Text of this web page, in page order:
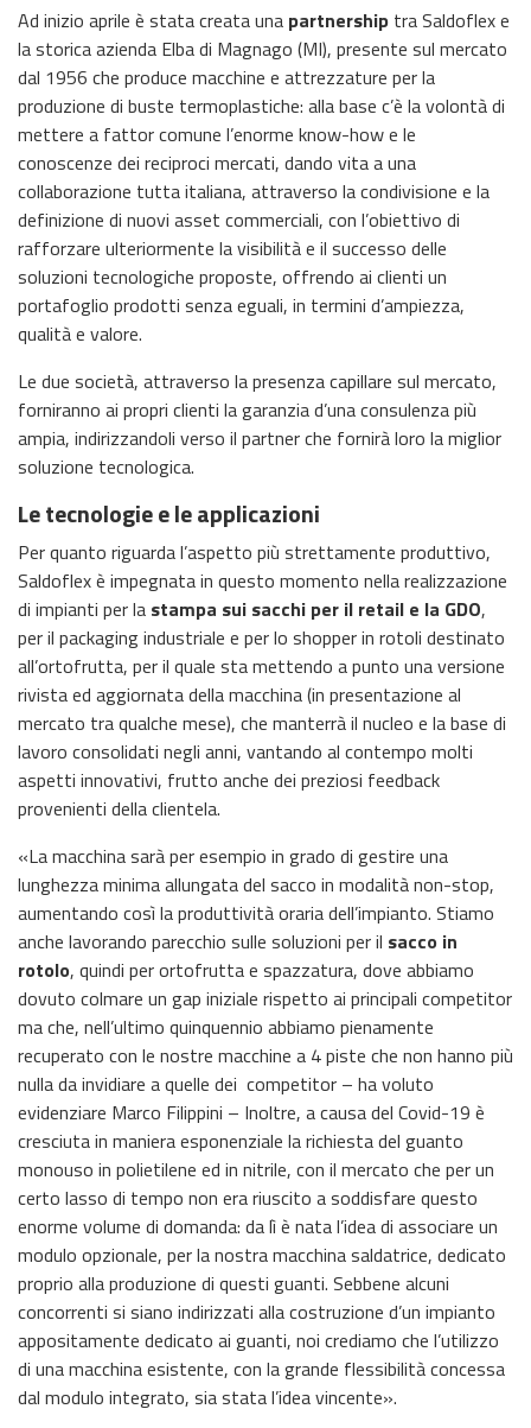
Ad inizio aprile è stata creata una partnership tra Saldoflex e
la storica azienda Elba di Magnago (MI), presente sul mercato
dal 1956 che produce macchine e attrezzature per la
produzione di buste termoplastiche: alla base c’è la volontà di
mettere a fattor comune l’enorme know-how e le
conoscenze dei reciproci mercati, dando vita a una
collaborazione tutta italiana, attraverso la condivisione e la
definizione di nuovi asset commerciali, con l’obiettivo di
rafforzare ulteriormente la visibilità e il successo delle
soluzioni tecnologiche proposte, offrendo ai clienti un
portafoglio prodotti senza eguali, in termini d’ampiezza,
qualità e valore.
Le due società, attraverso la presenza capillare sul mercato,
forniranno ai propri clienti la garanzia d’una consulenza più
ampia, indirizzandoli verso il partner che fornirà loro la miglior
soluzione tecnologica.
Le tecnologie e le applicazioni
Per quanto riguarda l’aspetto più strettamente produttivo,
Saldoflex è impegnata in questo momento nella realizzazione
di impianti per la stampa sui sacchi per il retail e la GDO,
per il packaging industriale e per lo shopper in rotoli destinato
all’ortofrutta, per il quale sta mettendo a punto una versione
rivista ed aggiornata della macchina (in presentazione al
mercato tra qualche mese), che manterrà il nucleo e la base di
lavoro consolidati negli anni, vantando al contempo molti
aspetti innovativi, frutto anche dei preziosi feedback
provenienti della clientela.
«La macchina sarà per esempio in grado di gestire una
lunghezza minima allungata del sacco in modalità non-stop,
aumentando così la produttività oraria dell’impianto. Stiamo
anche lavorando parecchio sulle soluzioni per il sacco in
rotolo, quindi per ortofrutta e spazzatura, dove abbiamo
dovuto colmare un gap iniziale rispetto ai principali competitor
ma che, nell’ultimo quinquennio abbiamo pienamente
recuperato con le nostre macchine a 4 piste che non hanno più
nulla da invidiare a quelle dei competitor – ha voluto
evidenziare Marco Filippini – Inoltre, a causa del Covid-19 è
cresciuta in maniera esponenziale la richiesta del guanto
monouso in polietilene ed in nitrile, con il mercato che per un
certo lasso di tempo non era riuscito a soddisfare questo
enorme volume di domanda: da lì è nata l’idea di associare un
modulo opzionale, per la nostra macchina saldatrice, dedicato
proprio alla produzione di questi guanti. Sebbene alcuni
concorrenti si siano indirizzati alla costruzione d’un impianto
appositamente dedicato ai guanti, noi crediamo che l’utilizzo
di una macchina esistente, con la grande flessibilità concessa
dal modulo integrato, sia stata l’idea vincente».